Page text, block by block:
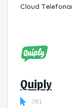
Cloud
Quiply
381